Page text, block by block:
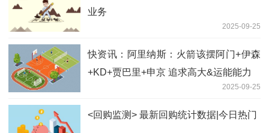
业务
2025-09-25
快资讯：阿里纳斯：火箭该摆阿门+伊森
+KD+贾巴里+申京 追求高大&运能能力
2025-09-25
<回购监测> 最新回购统计数据|今日热门